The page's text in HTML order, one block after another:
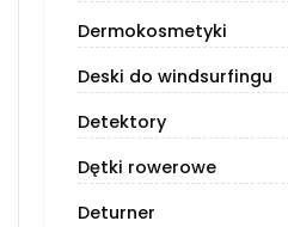
Dermokosmetyki
Deski do windsurfingu
Detektory
Dętki rowerowe
Deturner